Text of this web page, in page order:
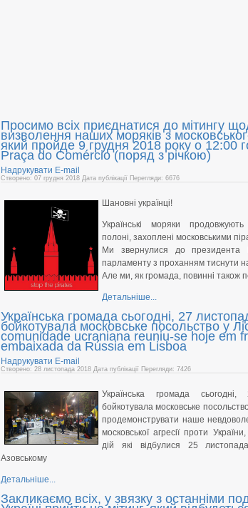
Просимо всіх приєднатися до мітингу
визволення наших моряків з
який пройде 9 грудня 2018 року о 12:00
Praça do Comércio (поряд з річкою)
Надрукувати E-mail
Створено: 07 грудня 2018 Дата публікації Перегляди: 6676
Шановні українці!
Українські моряки
полоні, захоплені московськими
Ми звернулися до президента
парламенту з проханням тиснути
Але ми, як громада, повинні також
Детальніше...
Українська громада сьогодні, 27
бойкотувала московське посольство у
comunidade ucraniana reuniu-se hoje em
embaixada da Rússia em Lisboa
Надрукувати E-mail
Створено: 28 листопада 2018 Дата публікації Перегляди: 7426
Українська громада сьогодні,
бойкотувала московське
продемонструвати наше
московської агресії проти
дій які відбулися 25
Азовському
Детальніше...
Закликаємо всіх, у звязку з останніми